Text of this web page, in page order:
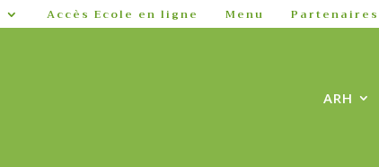
Accès Ecole en ligne Menu Partenaires
ARH